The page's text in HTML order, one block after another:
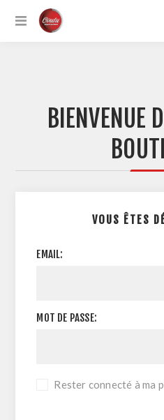
BIENVENUE
VOUS ÊTES
EMAIL:
MOT DE PASSE:
Rester connecté à ma